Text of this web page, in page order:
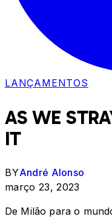
LANÇAMENTOS
AS WE
IT
BYAndré Alonso
março 23, 2023
De Milão para o